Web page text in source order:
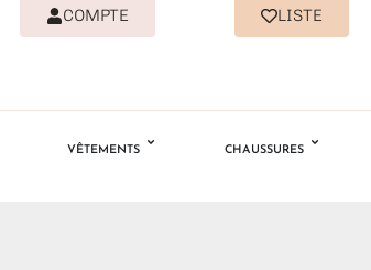
COMPTE LISTE
VÊTEMENTS CHAUSSURES